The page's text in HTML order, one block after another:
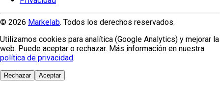
© 2026 Markelab. Todos los derechos reservados.
Utilizamos cookies para analítica (Google Analytics) y mejorar la
web. Puede aceptar o rechazar. Más información en nuestra
política de privacidad.
Rechazar Aceptar